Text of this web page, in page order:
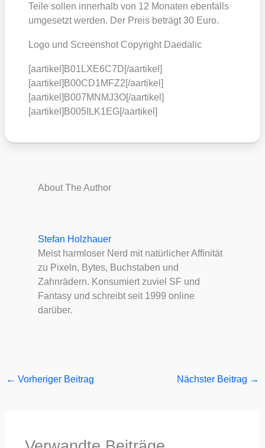
Tei­le sol­len inner­halb von 12 Mona­ten eben­falls
umge­setzt wer­den. Der Preis beträgt 30 Euro.
Logo und Screen­shot Copy­right Daeda­lic
[aartikel]B01LXE6C7D[/aartikel]
[aartikel]B00CD1MFZ2[/aartikel]
[aartikel]B007MNMJ3O[/aartikel]
[aartikel]B005ILK1EG[/aartikel]
About The Author
Stefan Holzhauer
Meist harmloser Nerd mit natürlicher Affinität
zu Pixeln, Bytes, Buchstaben und
Zahnrädern. Konsumiert zuviel SF und
Fantasy und schreibt seit 1999 online
darüber.
← Vorheriger Beitrag Nächster Beitrag →